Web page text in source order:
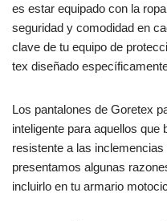
es estar equipado con la
seguridad y comodidad en
clave de tu equipo de
tex diseñado
Los pantalones de Goretex
inteligente para aquellos
resistente a las
presentamos algunas
incluirlo en tu armario